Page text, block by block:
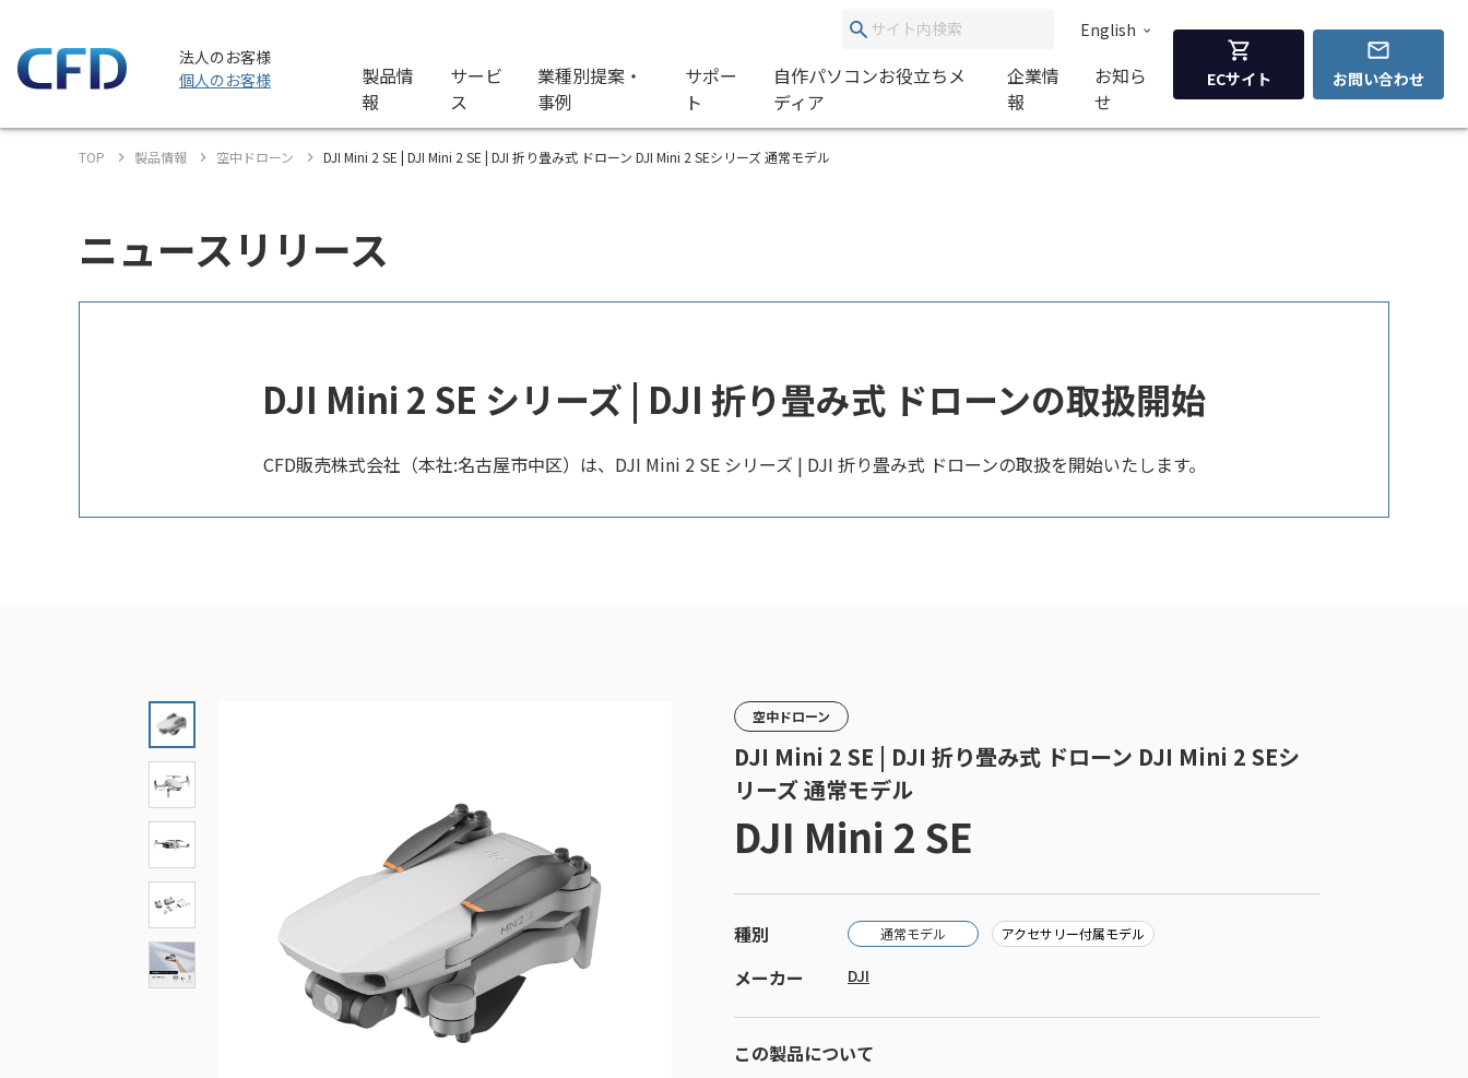
法人のお客様
個人のお客様
English
製品情
報
サービ
ス
業種別提案・
事例
サポー
ト
自作パソコンお役立ちメ
ディア
企業情
報
お知ら
せ
ECサイト お問い合わせ
TOP 製品情報 空中ドローン DJI Mini 2 SE | DJI Mini 2 SE | DJI 折り畳み式 ドローン DJI Mini 2 SEシリーズ 通常モデル
ニュースリリース
DJI Mini 2 SE シリーズ | DJI 折り畳み式 ドローンの取扱開始
CFD販売株式会社（本社:名古屋市中区）は、DJI Mini 2 SE シリーズ | DJI 折り畳み式 ドローンの取扱を開始いたします。
空中ドローン
DJI Mini 2 SE | DJI 折り畳み式 ドローン DJI Mini 2 SEシ
リーズ 通常モデル
DJI Mini 2 SE
種別 通常モデル アクセサリー付属モデル
メーカー DJI
この製品について